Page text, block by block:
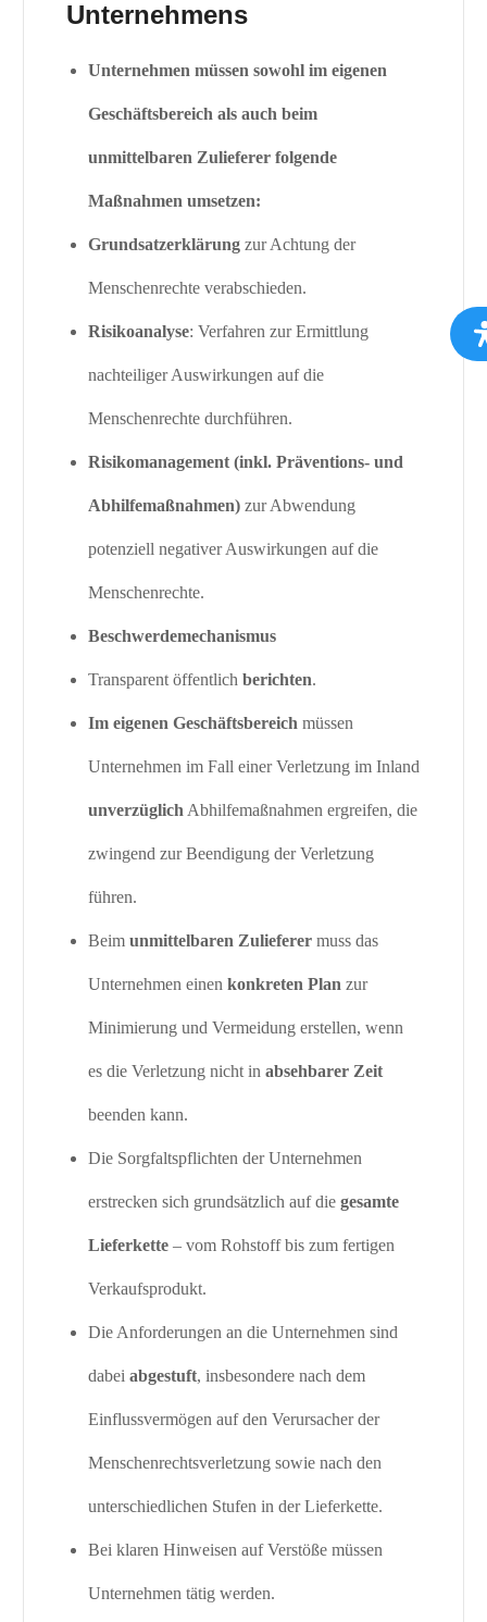
Unternehmens
Unternehmen müssen sowohl im eigenen
Geschäftsbereich als auch beim
unmittelbaren Zulieferer folgende
Maßnahmen umsetzen:
Grundsatzerklärung zur Achtung der
Menschenrechte verabschieden.
Risikoanalyse: Verfahren zur Ermittlung
nachteiliger Auswirkungen auf die
Menschenrechte durchführen.
Risikomanagement (inkl. Präventions- und
Abhilfemaßnahmen) zur Abwendung
potenziell negativer Auswirkungen auf die
Menschenrechte.
Beschwerdemechanismus
Transparent öffentlichberichten.
Im eigenen Geschäftsbereichmüssen
Unternehmen im Fall einer Verletzung im Inland
unverzüglich Abhilfemaßnahmen ergreifen, die
zwingend zur Beendigung der Verletzung
führen.
Beimunmittelbaren Zulieferer muss das
Unternehmen einenkonkreten Plan zur
Minimierung und Vermeidung erstellen, wenn
es die Verletzung nicht inabsehbarer Zeit
beenden kann.
Die Sorgfaltspflichten der Unternehmen
erstrecken sich grundsätzlich auf diegesamte
Lieferkette – vom Rohstoff bis zum fertigen
Verkaufsprodukt.
Die Anforderungen an die Unternehmen sind
dabeiabgestuft, insbesondere nach dem
Einflussvermögen auf den Verursacher der
Menschenrechtsverletzung sowie nach den
unterschiedlichen Stufen in der Lieferkette.
Bei klaren Hinweisen auf Verstöße müssen
Unternehmen tätig werden.